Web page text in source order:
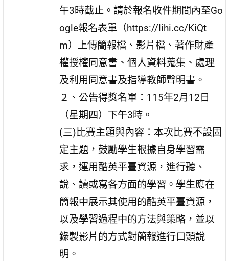
午3時截止。請於報名收件期間內至Go
ogle報名表單（https://lihi.cc/KiQt
m）上傳簡報檔、影片檔、著作財產
權授權同意書、個人資料蒐集、處理
及利用同意書及指導教師聲明書。
２、公告得獎名單：115年2月12日
（星期四）下午3時。
(三)比賽主題與內容：本次比賽不設固
定主題，鼓勵學生根據自身學習需
求，運用酷英平臺資源，進行聽、
說、讀或寫各方面的學習。學生應在
簡報中展示其使用的酷英平臺資源，
以及學習過程中的方法與策略，並以
錄製影片的方式對簡報進行口頭說
明。